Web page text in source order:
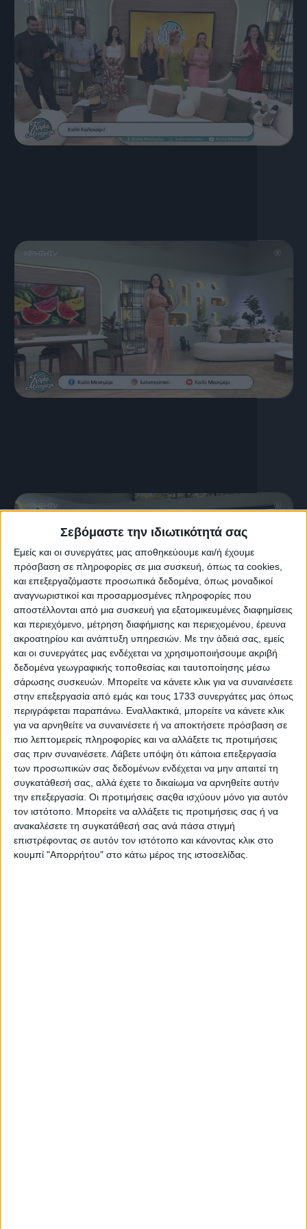
Σεβόμαστε την ιδιωτικότητά σας
Εμείς και οι συνεργάτες μας αποθηκεύουμε και/ή έχουμε
πρόσβαση σε πληροφορίες σε μια συσκευή, όπως τα cookies,
και επεξεργαζόμαστε προσωπικά δεδομένα, όπως μοναδικοί
αναγνωριστικοί και προσαρμοσμένες πληροφορίες που
αποστέλλονται από μια συσκευή για εξατομικευμένες διαφημίσεις
και περιεχόμενο, μέτρηση διαφήμισης και περιεχομένου, έρευνα
ακροατηρίου και ανάπτυξη υπηρεσιών. Με την άδειά σας, εμείς
και οι συνεργάτες μας ενδέχεται να χρησιμοποιήσουμε ακριβή
δεδομένα γεωγραφικής τοποθεσίας και ταυτοποίησης μέσω
σάρωσης συσκευών. Μπορείτε να κάνετε κλικ για να συναινέσετε
στην επεξεργασία από εμάς και τους 1733 συνεργάτες μας όπως
περιγράφεται παραπάνω. Εναλλακτικά, μπορείτε να κάνετε κλικ
για να αρνηθείτε να συναινέσετε ή να αποκτήσετε πρόσβαση σε
πιο λεπτομερείς πληροφορίες και να αλλάξετε τις προτιμήσεις
σας πριν συναινέσετε. Λάβετε υπόψη ότι κάποια επεξεργασία
των προσωπικών σας δεδομένων ενδέχεται να μην απαιτεί τη
συγκατάθεσή σας, αλλά έχετε το δικαίωμα να αρνηθείτε αυτήν
την επεξεργασία. Οι προτιμήσεις σαςθα ισχύουν μόνο για αυτόν
τον ιστότοπο. Μπορείτε να αλλάξετε τις προτιμήσεις σας ή να
ανακαλέσετε τη συγκατάθεσή σας ανά πάσα στιγμή
επιστρέφοντας σε αυτόν τον ιστότοπο και κάνοντας κλικ στο
κουμπί "Απορρήτου" στο κάτω μέρος της ιστοσελίδας.
15 Ιουλίου, 2026
ΚΑΛΟ ΜΕΣΗΜΕΡΙ 15.07.2026